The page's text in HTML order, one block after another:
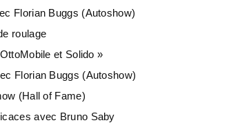
Florian Buggs (Autoshow)
roulage
et Solido »
Florian Buggs (Autoshow)
(Hall of Fame)
avec Bruno Saby